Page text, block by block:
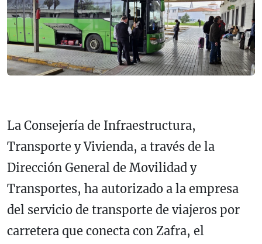
La Consejería de Infraestructura,
Transporte y Vivienda, a través de la
Dirección General de Movilidad y
Transportes, ha autorizado a la empresa
del servicio de transporte de viajeros por
carretera que conecta con Zafra, el